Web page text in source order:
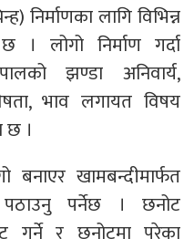
निर्माणका लागि विभिन्न
लोगो निर्माण गर्दा
झण्डा अनिवार्य,
भाव लगायत विषय
।
बनाएर खामबन्दीमार्फत
पठाउनु पर्नेछ । छनोट